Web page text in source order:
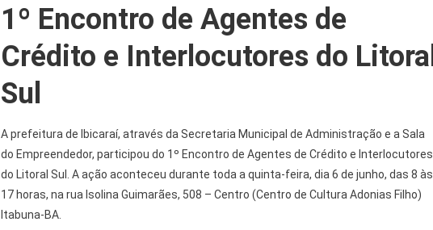
1º Encontro de Agentes de
Crédito e Interlocutores do Litoral
Sul
A prefeitura de Ibicaraí, através da Secretaria Municipal de Administração e a Sala
do Empreendedor, participou do 1º Encontro de Agentes de Crédito e Interlocutores
do Litoral Sul. A ação aconteceu durante toda a quinta-feira, dia 6 de junho, das 8 às
17 horas, na rua Isolina Guimarães, 508 – Centro (Centro de Cultura Adonias Filho)
Itabuna-BA.